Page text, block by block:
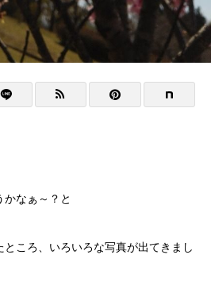
なぁ～？と
ころ、いろいろな写真が出てきまし